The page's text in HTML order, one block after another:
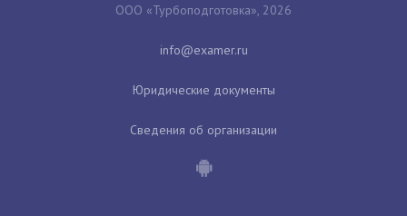
ООО «Турбоподготовка», 2026
Юридические документы
Сведения об организации